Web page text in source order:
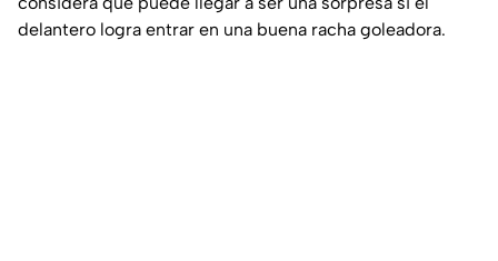
delantero logra entrar en una buena racha goleadora.